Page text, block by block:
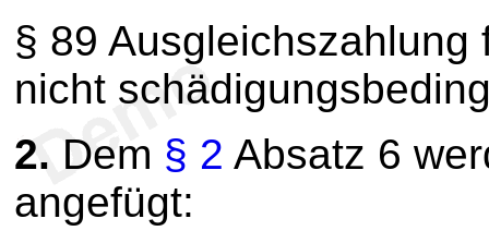
§ 89
nicht
2. Dem § 2 Absatz 6
angefügt: